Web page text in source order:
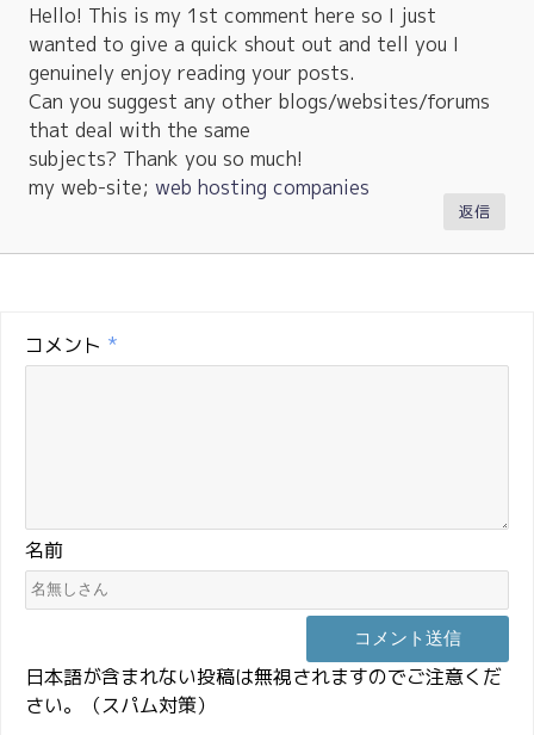
Hello! This is my 1st comment here so I just
wanted to give a quick shout out and tell you I
genuinely enjoy reading your posts.
Can you suggest any other blogs/websites/forums
that deal with the same
subjects? Thank you so much!
my web-site; web hosting companies
返信
コメント *
名前
日本語が含まれない投稿は無視されますのでご注意くだ
さい。（スパム対策）